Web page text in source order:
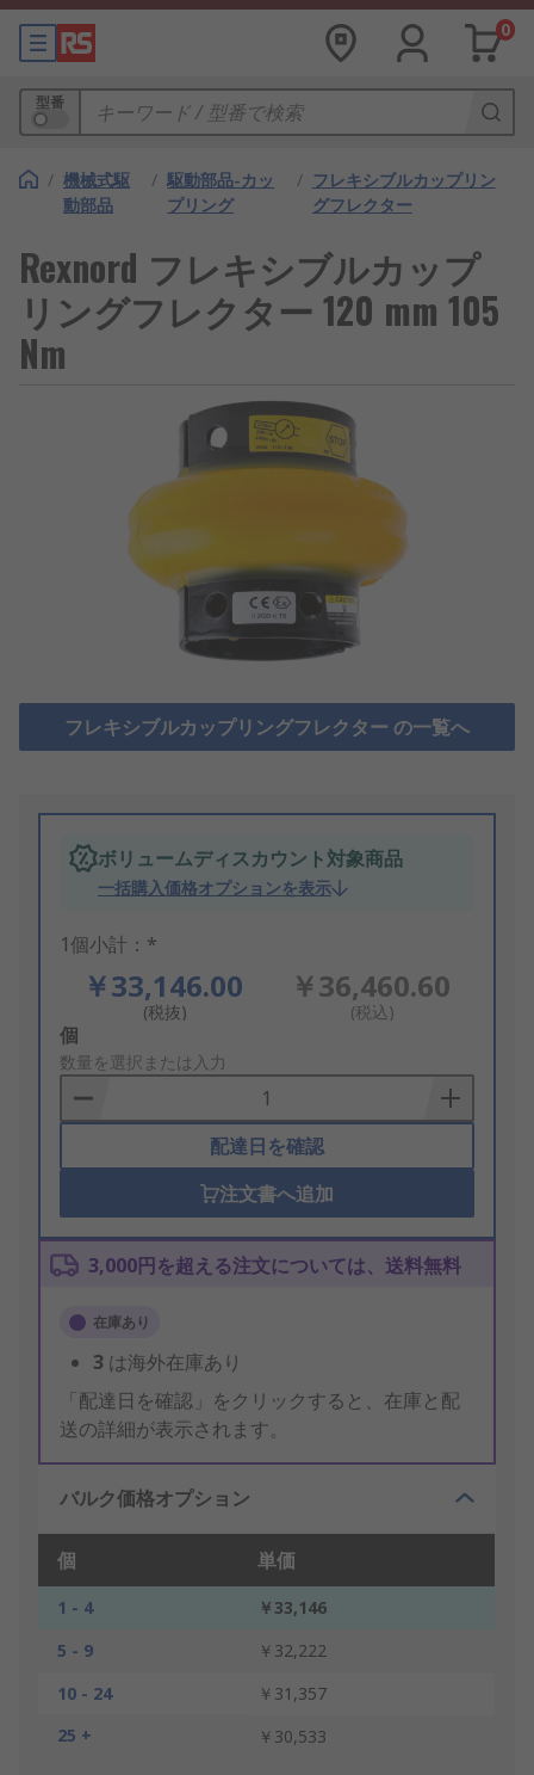
0
型番
/ 機械式駆
動部品
/ 駆動部品-カッ
プリング
/ フレキシブルカップリン
グフレクター
Rexnord フレキシブルカップ
リングフレクター 120 mm 105
Nm
フレキシブルカップリングフレクター の一覧へ
ボリュームディスカウント対象商品
一括購入価格オプションを表示
1個小計：*
￥33,146.00
(税抜)
￥36,460.60
(税込)
Add
to
Basket
個
数量を選択または入力
配達日を確認
注文書へ追加
3,000円を超える注文については、送料無料
在庫あり
3 は海外在庫あり
「配達日を確認」をクリックすると、在庫と配
送の詳細が表示されます。
バルク価格オプション
個 単価
1 - 4
￥33,146
5 - 9
￥32,222
10 - 24
￥31,357
25 +
￥30,533